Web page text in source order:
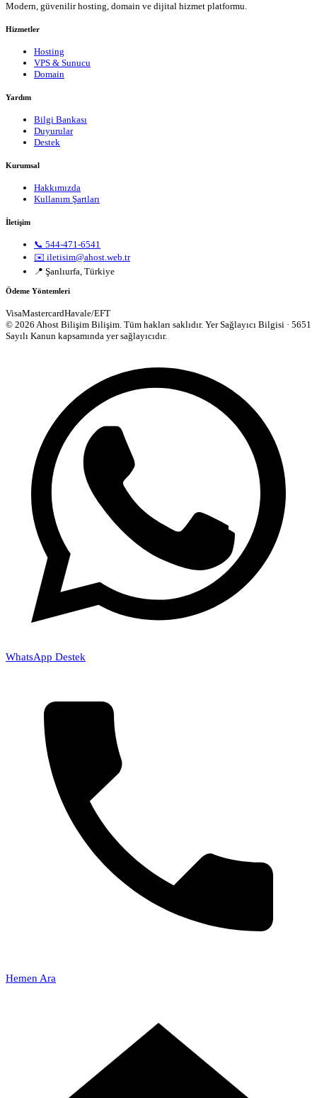
Modern, güvenilir hosting, domain ve dijital hizmet platformu.
Hizmetler
Hosting
VPS & Sunucu
Domain
Yardım
Bilgi Bankası
Duyurular
Destek
Kurumsal
Hakkımızda
Kullanım Şartları
İletişim
📞 544-471-6541
✉️ iletisim@ahost.web.tr
📍 Şanlıurfa, Türkiye
Ödeme Yöntemleri
VisaMastercardHavale/EFT
© 2026 Ahost Bilişim Bilişim. Tüm hakları saklıdır. Yer Sağlayıcı Bilgisi · 5651
Sayılı Kanun kapsamında yer sağlayıcıdır.
WhatsApp Destek
Hemen Ara